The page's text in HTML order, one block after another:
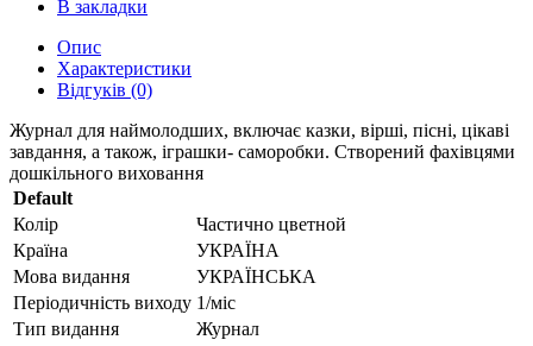
В закладки
Опис
Характеристики
Відгуків (0)
Журнал для наймолодших, включає казки, вірші, пісні, цікаві
завдання, а також, іграшки- саморобки. Створений фахівцями
дошкільного виховання
Default
Колір
Частично цветной
Країна
УКРАЇНА
Мова видання
УКРАЇНСЬКА
Періодичність виходу 1/міс
Тип видання
Журнал